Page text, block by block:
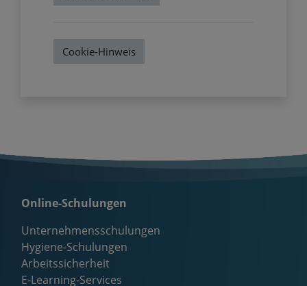
Cookie-Hinweis
Online-Schulungen
Unternehmensschulungen
Hygiene-Schulungen
Arbeitssicherheit
E-Learning-Services